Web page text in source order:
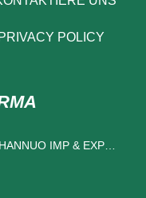
PRIVACY POLICY